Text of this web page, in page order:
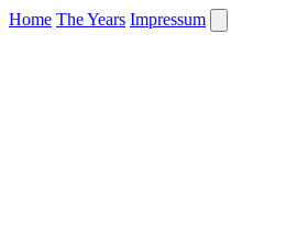
Home The Years Impressum